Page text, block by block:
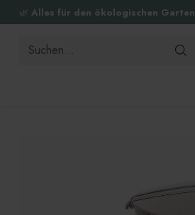
🌿 Alles für den ökologischen Garten
Suchen…